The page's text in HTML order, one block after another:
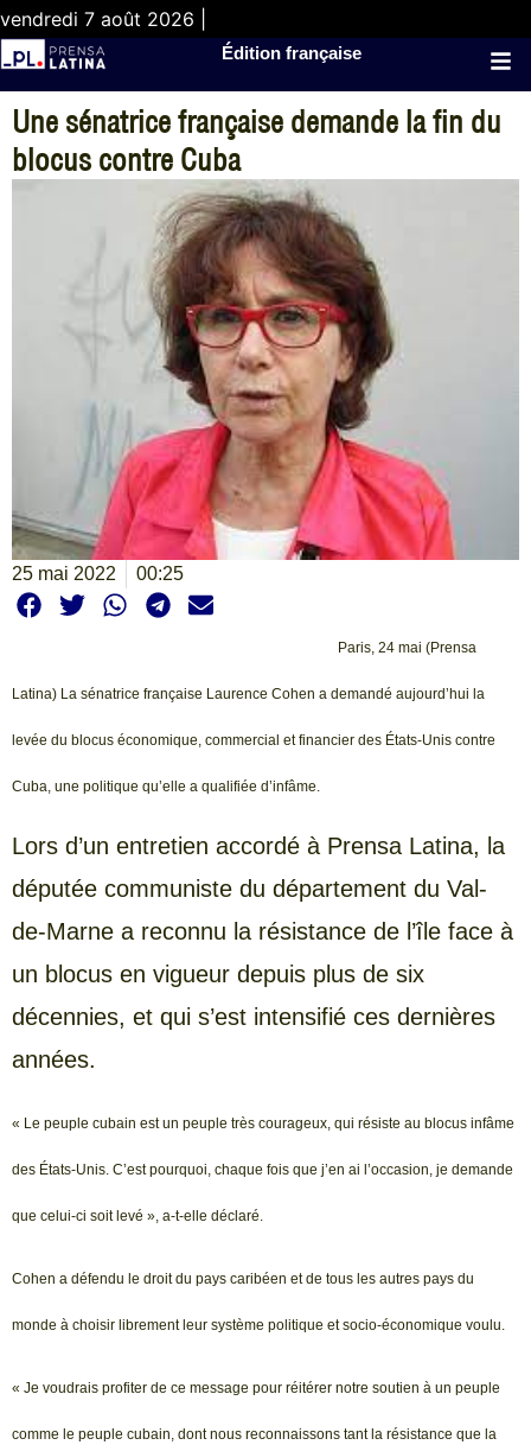
vendredi 7 août 2026 |
Édition française
Une sénatrice française demande la fin du
blocus contre Cuba
25 mai 2022 00:25
Paris, 24 mai (Prensa
Latina) La sénatrice française Laurence Cohen a demandé aujourd’hui la
levée du blocus économique, commercial et financier des États-Unis contre
Cuba, une politique qu’elle a qualifiée d’infâme.
Lors d’un entretien accordé à Prensa Latina, la
députée communiste du département du Val-
de-Marne a reconnu la résistance de l’île face à
un blocus en vigueur depuis plus de six
décennies, et qui s’est intensifié ces dernières
années.
« Le peuple cubain est un peuple très courageux, qui résiste au blocus infâme
des États-Unis. C’est pourquoi, chaque fois que j’en ai l’occasion, je demande
que celui-ci soit levé », a-t-elle déclaré.
Cohen a défendu le droit du pays caribéen et de tous les autres pays du
monde à choisir librement leur système politique et socio-économique voulu.
« Je voudrais profiter de ce message pour réitérer notre soutien à un peuple
comme le peuple cubain, dont nous reconnaissons tant la résistance que la